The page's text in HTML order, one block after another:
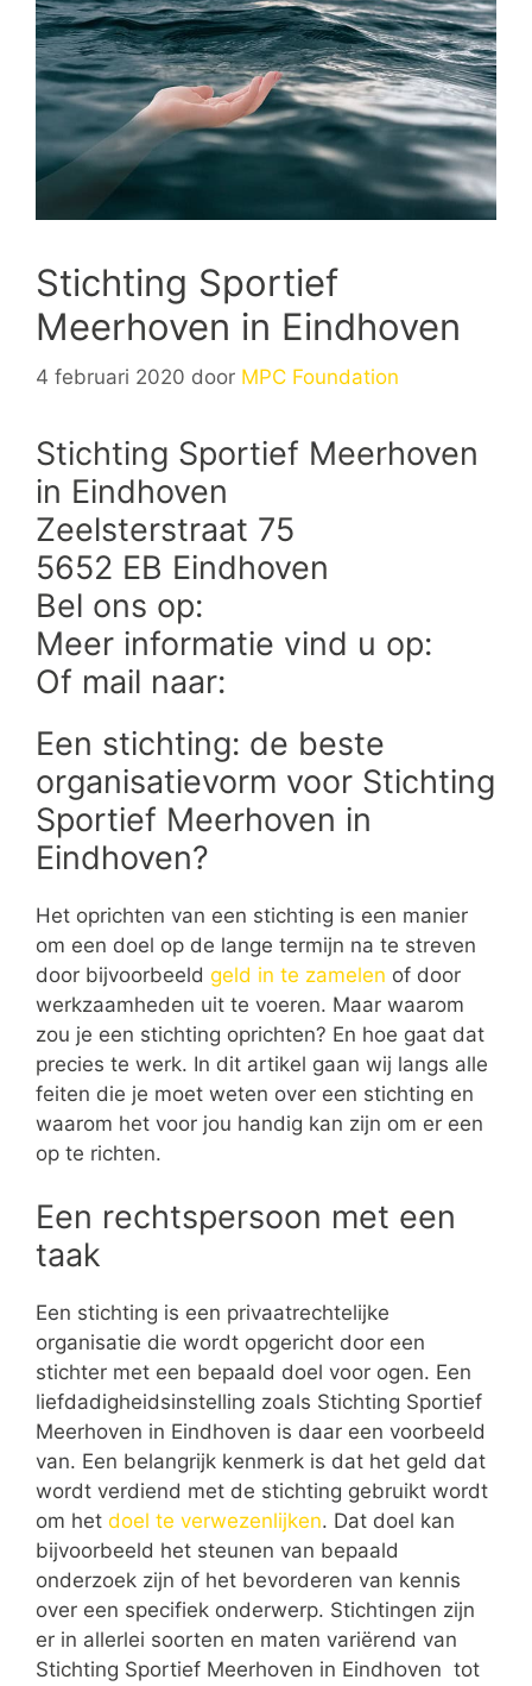
Stichting Sportief
Meerhoven in Eindhoven
4 februari 2020 door MPC Foundation
Stichting Sportief Meerhoven
in Eindhoven
Zeelsterstraat 75
5652 EB Eindhoven
Bel ons op:
Meer informatie vind u op:
Of mail naar:
Een stichting: de beste
organisatievorm voor Stichting
Sportief Meerhoven in
Eindhoven?
Het oprichten van een stichting is een manier
om een doel op de lange termijn na te streven
door bijvoorbeeld geld in te zamelen of door
werkzaamheden uit te voeren. Maar waarom
zou je een stichting oprichten? En hoe gaat dat
precies te werk. In dit artikel gaan wij langs alle
feiten die je moet weten over een stichting en
waarom het voor jou handig kan zijn om er een
op te richten.
Een rechtspersoon met een
taak
Een stichting is een privaatrechtelijke
organisatie die wordt opgericht door een
stichter met een bepaald doel voor ogen. Een
liefdadigheidsinstelling zoals Stichting Sportief
Meerhoven in Eindhoven is daar een voorbeeld
van. Een belangrijk kenmerk is dat het geld dat
wordt verdiend met de stichting gebruikt wordt
om het doel te verwezenlijken. Dat doel kan
bijvoorbeeld het steunen van bepaald
onderzoek zijn of het bevorderen van kennis
over een specifiek onderwerp. Stichtingen zijn
er in allerlei soorten en maten variërend van
Stichting Sportief Meerhoven in Eindhoven tot